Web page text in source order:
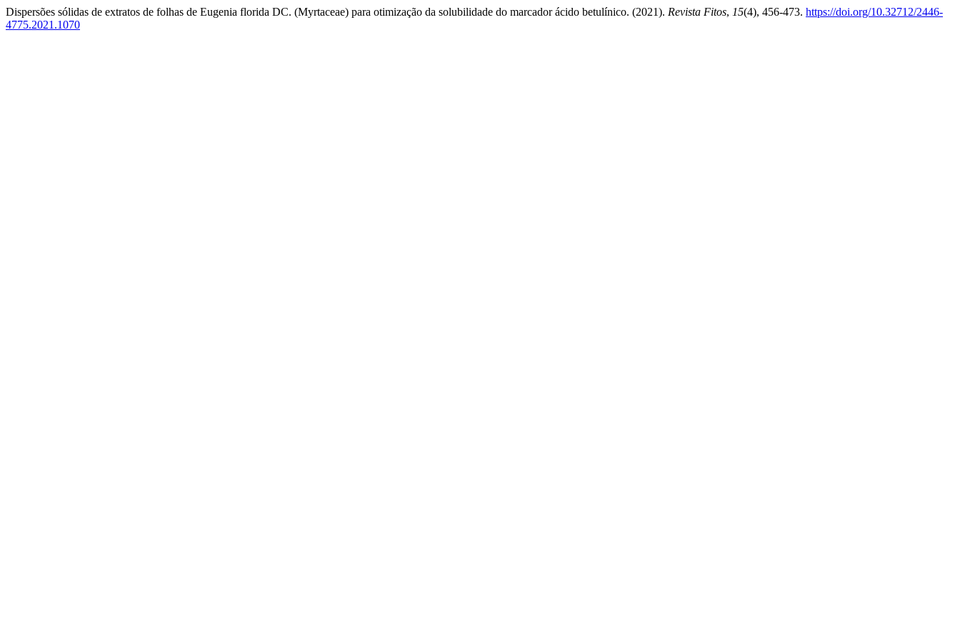
Dispersões sólidas de extratos de folhas de Eugenia florida DC. (Myrtaceae) para otimização da solubilidade do marcador ácido betulínico. (2021). Revista Fitos, 15(4), 456-473. https://doi.org/10.32712/2446-
4775.2021.1070